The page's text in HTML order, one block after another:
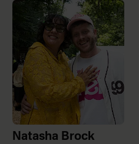
Natasha Brock